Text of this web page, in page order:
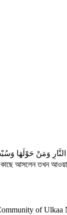
وَمَنْ حَوْلَهَا
আসলেন তখন
of Ulkaa